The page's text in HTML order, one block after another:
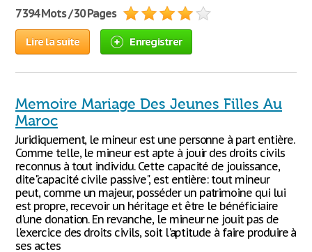
7 394 Mots / 30 Pages
Lire la suite Enregistrer
Memoire Mariage Des Jeunes Filles Au
Maroc
Juridiquement, le mineur est une personne à part entière.
Comme telle, le mineur est apte à jouir des droits civils
reconnus à tout individu. Cette capacité de jouissance,
dite"capacité civile passive", est entière: tout mineur
peut, comme un majeur, posséder un patrimoine qui lui
est propre, recevoir un héritage et être le bénéficiaire
d'une donation. En revanche, le mineur ne jouit pas de
l'exercice des droits civils, soit l'aptitude à faire produire à
ses actes